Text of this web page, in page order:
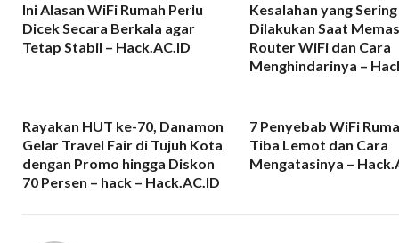
Ini Alasan WiFi Rumah Perlu
Dicek Secara Berkala agar
Tetap Stabil – Hack.AC.ID
Kesalahan yang Sering
Dilakukan Saat
Router WiFi dan Cara
Menghindarinya –
Rayakan HUT ke-70, Danamon
Gelar Travel Fair di Tujuh Kota
dengan Promo hingga Diskon
70 Persen – hack – Hack.AC.ID
7 Penyebab WiFi
Tiba Lemot dan Cara
Mengatasinya –